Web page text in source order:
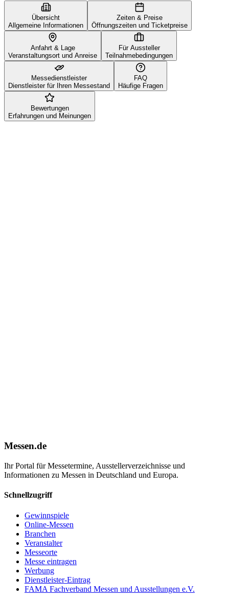
Übersicht
Allgemeine Informationen
Zeiten & Preise
Öffnungszeiten und Ticketpreise
Anfahrt & Lage
Veranstaltungsort und Anreise
Für Aussteller
Teilnahmebedingungen
Messedienstleister
Dienstleister für Ihren Messestand
FAQ
Häufige Fragen
Bewertungen
Erfahrungen und Meinungen
Messen.de
Ihr Portal für Messetermine, Ausstellerverzeichnisse und
Informationen zu Messen in Deutschland und Europa.
Schnellzugriff
Gewinnspiele
Online-Messen
Branchen
Veranstalter
Messeorte
Messe eintragen
Werbung
Dienstleister-Eintrag
FAMA Fachverband Messen und Ausstellungen e.V.